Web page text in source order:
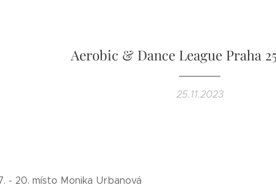
Aerobic & Dance League Praha
25.11.2023
- 20. místo Monika Urbanová